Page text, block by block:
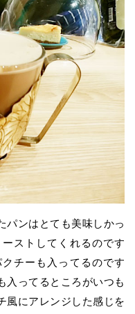
パンはとても美味しかっ
ストしてくれるのです
チーも入ってるのです
入ってるところがいつも
風にアレンジした感じを